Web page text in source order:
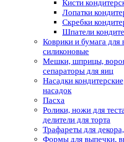
Кисти
Лопатки
Скребки
Шпатели
Коврики и бумага
силиконовые
Мешки, шприцы,
сепараторы для яиц
Насадки
насадок
Пасха
Ролики, ножи для
делители для торта
Трафареты для
Формы для выпечки,